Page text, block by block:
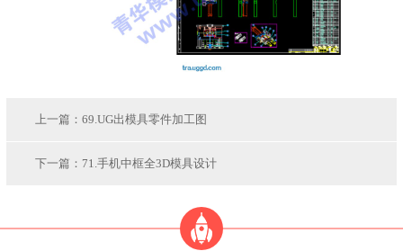
上一篇： 69.UG出模具零件加工图
下一篇： 71.手机中框全3D模具设计